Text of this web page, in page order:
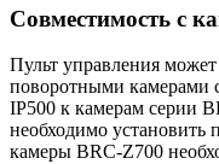
Совместимость с
Пульт управления
поворотными камерами
IP500 к камерам серии
необходимо
камеры BRC-Z700